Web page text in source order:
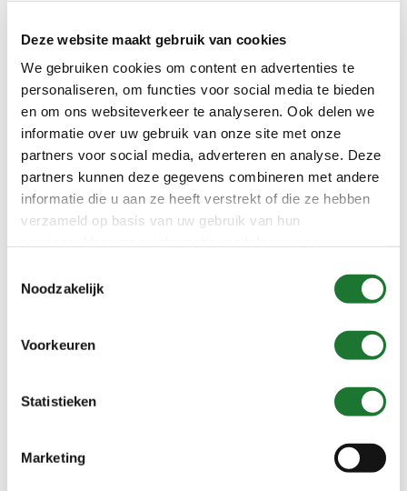
Deze website maakt gebruik van cookies
We gebruiken cookies om content en advertenties te
personaliseren, om functies voor social media te bieden
en om ons websiteverkeer te analyseren. Ook delen we
informatie over uw gebruik van onze site met onze
partners voor social media, adverteren en analyse. Deze
partners kunnen deze gegevens combineren met andere
informatie die u aan ze heeft verstrekt of die ze hebben
verzameld op basis van uw gebruik van hun
Noodzakelijk
Voorkeuren
Statistieken
Marketing
Type VU